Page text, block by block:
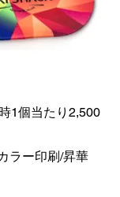
1個当たり2,500
ラー印刷/昇華